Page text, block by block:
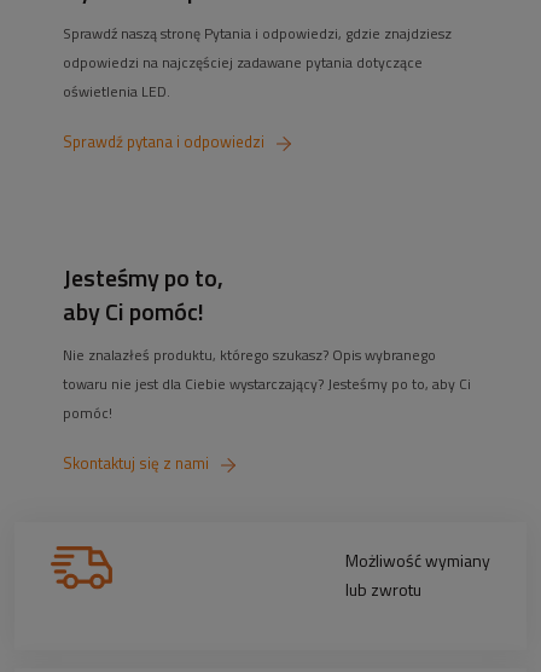
Możliwość wymiany
lub zwrotu
Sprawdź naszą stronę Pytania i odpowiedzi, gdzie znajdziesz
odpowiedzi na najczęściej zadawane pytania dotyczące
oświetlenia LED.
Sprawdź pytana i odpowiedzi
Jesteśmy po to,
aby Ci pomóc!
Nie znalazłeś produktu, którego szukasz? Opis wybranego
towaru nie jest dla Ciebie wystarczający? Jesteśmy po to, aby Ci
pomóc!
Skontaktuj się z nami